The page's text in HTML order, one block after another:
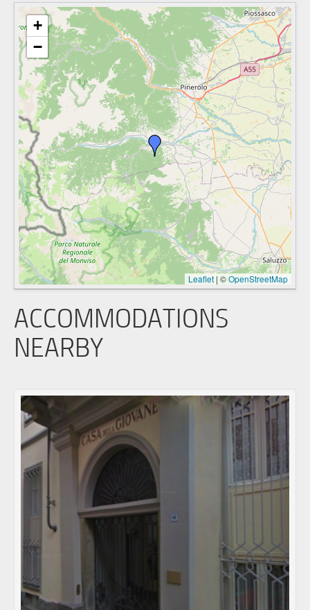
+
−
Leaflet | ©OpenStreetMap
ACCOMMODATIONS
NEARBY